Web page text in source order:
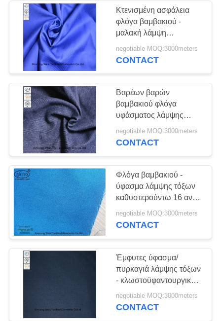
Ο ετερόφθαλμος
γάδος FR γενικός
Πυρκαγιά -
πουκάμισα
καθυστερούντω
18
Έμφυτος ιματισμός
17
Κτενισμένη ασφάλεια
φλόγα βαμβακιού -
μαλακή λάμψη
ηλεκτρικών τόξων
κλωστοϋφαντουργικών
προστατευτική
negotiable MOQ:3000meters
CONTACT
Βαρέων βαρών
βαμβακιού φλόγα
υφάσματος λάμψης
τόξων τζιν αντι -
επεξεργασία υφάσματος
negotiable MOQ:3000meters
CONTACT
Φλόγα βαμβακιού -
ύφασμα λάμψης τόξων
καθυστερούντω 16 αντι
ηλεκτρικός θερμ.
ASTMF 1959 Hrc2
negotiable MOQ:3000meters
CONTACT
Έμφυτες ύφασμα/
πυρκαγιά λάμψης τόξων
- κλωστοϋφαντουργικά
προϊόντα
καθυστερούντω
negotiable MOQ:3000meters
CONTACT